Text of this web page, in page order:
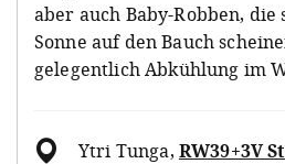
aber auch Baby-Robben, die
Sonne auf den Bauch
gelegentlich Abkühlung im
Ytri Tunga, RW39+3V